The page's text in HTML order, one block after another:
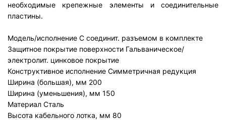
необходимые крепежные элементы и соединительные
пластины.
Модель/исполнение С соединит. разъемом в комплекте
Защитное покрытие поверхности Гальваническое/
электролит. цинковое покрытие
Конструктивное исполнение Симметричная редукция
Ширина (большая), мм 200
Ширина (уменьшения), мм 150
Материал Сталь
Высота кабельного лотка, мм 80